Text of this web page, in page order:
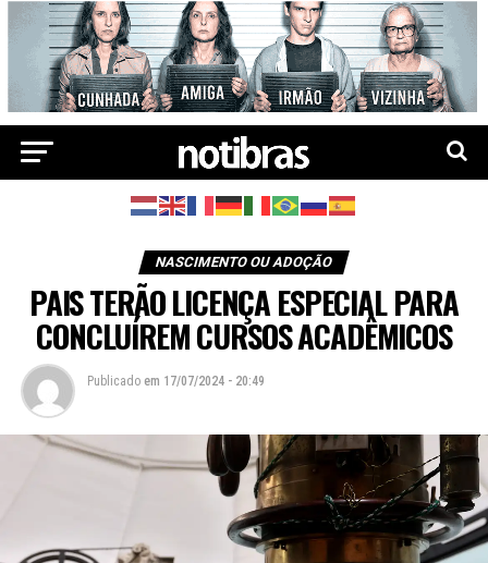
NASCIMENTO OU ADOÇÃO
PAIS TERÃO LICENÇA ESPECIAL PARA
CONCLUÍREM CURSOS ACADÊMICOS
Publicado em 17/07/2024 - 20:49